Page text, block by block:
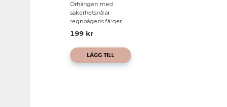
Örhängen med
säkerhetsnålar i
regnbågens färger
199 kr
LÄGG TILL